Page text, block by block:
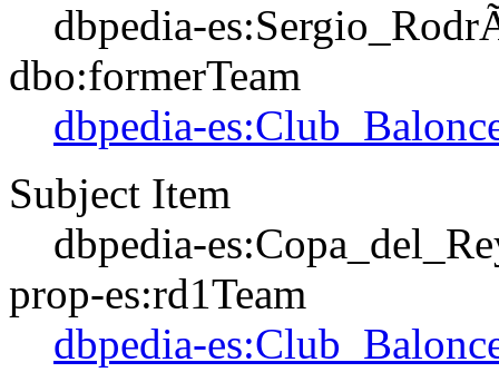
dbpedia-
dbo:formerTeam
dbpedia-
Subject Item
dbpedia-
prop-es:rd1Team
dbpedia-